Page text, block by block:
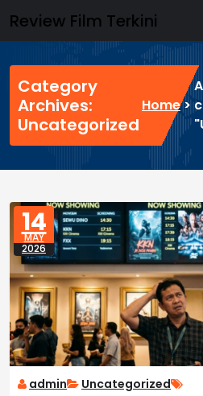
to
content
Review Film Terkini
Category
Archives:
Uncategorized
Home>
14
MAY
2026
admin Uncategorized